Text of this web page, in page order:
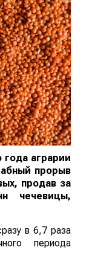
аграрии
прорыв
продав за
чечевицы,
в 6,7 раза
периода